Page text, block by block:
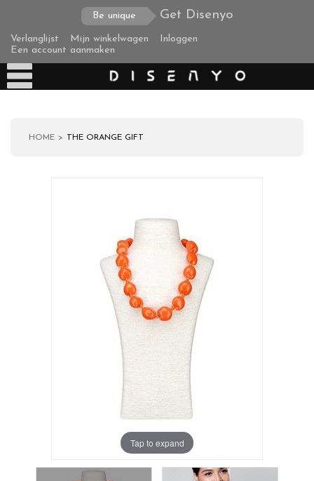
Be unique Get Disenyo
Verlanglijst Mijn winkelwagen
Inloggen
Een account aanmaken
HOME THE ORANGE GIFT
Tap to expand